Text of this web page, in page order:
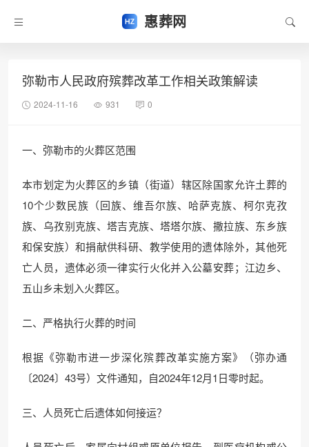
惠葬网
弥勒市人民政府殡葬改革工作相关政策解读
2024-11-16 931 0
一、弥勒市的火葬区范围
本市划定为火葬区的乡镇（街道）辖区除国家允许土葬的
10个少数民族（回族、维吾尔族、哈萨克族、柯尔克孜
族、乌孜别克族、塔吉克族、塔塔尔族、撒拉族、东乡族
和保安族）和捐献供科研、教学使用的遗体除外，其他死
亡人员，遗体必须一律实行火化并入公墓安葬；江边乡、
五山乡未划入火葬区。
二、严格执行火葬的时间
根据《弥勒市进一步深化殡葬改革实施方案》（弥办通
〔2024〕43号）文件通知，自2024年12月1日零时起。
三、人员死亡后遗体如何接运？